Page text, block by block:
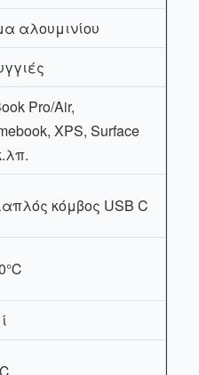
αλουμινίου
Pro/Air,
XPS, Surface
κόμβος USB C